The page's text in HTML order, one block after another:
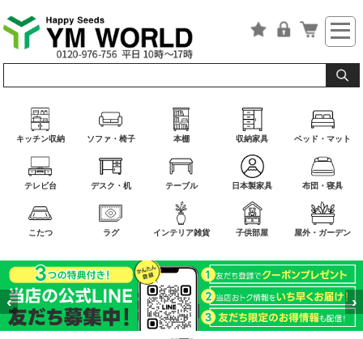
キッチン収納 ソファ・椅子 本棚 収納家具 ベッド・マット
テレビ台 デスク・机 テーブル 日本製家具 布団・寝具
こたつ ラグ インテリア雑貨 子供部屋 屋外・ガーデン
‹ ›